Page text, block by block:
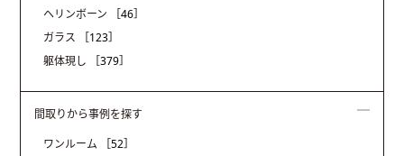
ヘリンボーン
［46］
ガラス
［123］
躯体現し
［379］
間取りから事例を探す
ワンルーム
［52］